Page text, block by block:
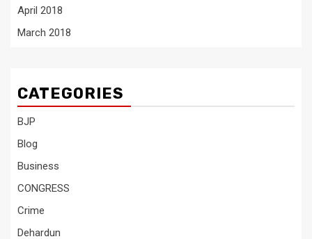
April 2018
March 2018
CATEGORIES
BJP
Blog
Business
CONGRESS
Crime
Dehardun